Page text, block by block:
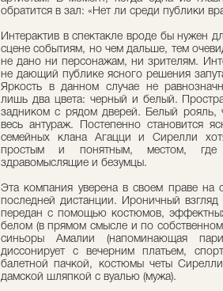
обратится в зал: «Нет ли среди публики
Интерактив в спектакле вроде бы нужен
сцене событиям, но чем дальше, тем
не дано ни персонажам, ни зрителям.
не дающий публике ясного решения
Яркость в данном случае не
лишь два цвета: черный и белый.
задником с рядом дверей. Белый рояль,
весь антураж. Постепенно становится
семейных клана Агацци и Сирелли
простым и понятным, местом, где
здравомыслящие и безумцы.
Эта компания уверена в своем праве на
последней дистанции. Ироничный
передан с помощью костюмов,
белом (в прямом смысле и по
синьоры Амалии (напоминающая
диссонирует с вечерним платьем,
балетной пачкой, костюмы четы
дамской шляпкой с вуалью (мужа).